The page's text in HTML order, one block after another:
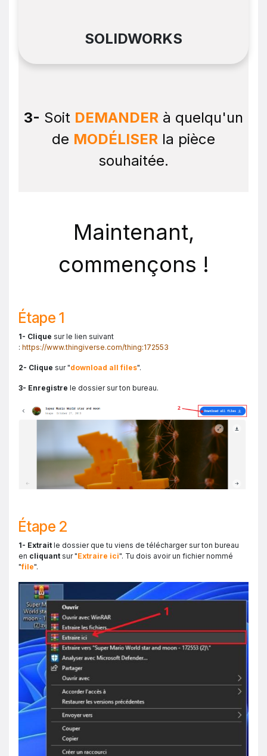
SOLIDWORKS
3- Soit DEMANDER à quelqu'un
de MODÉLISER la pièce
souhaitée.
Maintenant,
commençons !
Étape 1
1- Clique sur le lien suivant
: https://www.thingiverse.com/thing:172553
2- Clique sur "download all files".
3- Enregistre le dossier sur ton bureau.
Étape 2
1- Extrait le dossier que tu viens de télécharger sur ton bureau
en cliquant sur "Extraire ici". Tu dois avoir un fichier nommé
"file".